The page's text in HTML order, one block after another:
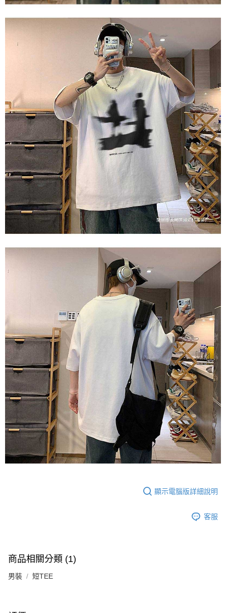
顯示電腦版詳細說明
客服
商品相關分類 (1)
男裝 短TEE